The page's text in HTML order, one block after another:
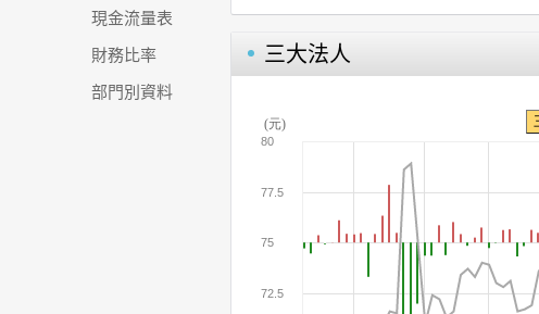
現金流量表
財務比率
部門別資料
三大法人